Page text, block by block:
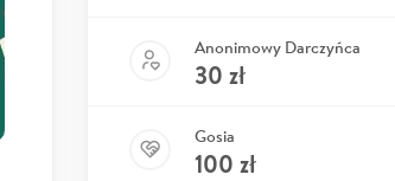
Anonimowy Darczyńca
30 zł
Gosia
100 zł